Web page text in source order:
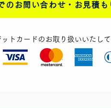
トカードのお取り扱いいたして
のお問い合わせ・お見積も